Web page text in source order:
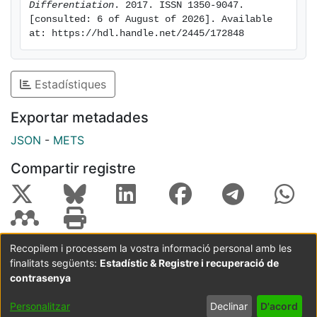
Differentiation . 2017. ISSN 1350-9047.
[consulted: 6 of August of 2026]. Available
at: https://hdl.handle.net/2445/172848
Estadístiques
Exportar metadades
JSON - METS
Compartir registre
Coordinació:CRAI UB Avís legal
Metadades
subjectes a:
Configuració
de cookies
privadesa
Recopilem i processem la vostra informació personal amb les
finalitats següents: Estadístic & Registre i recuperació de
contrasenya
Personalitzar Declinar D'acord